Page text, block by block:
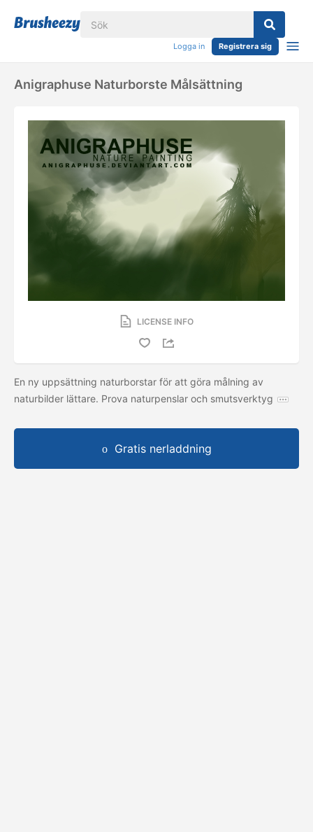
Logga in Registrera sig
Anigraphuse Naturborste Målsättning
LICENSE INFO
En ny uppsättning naturborstar för att göra målning av
naturbilder lättare. Prova naturpenslar och smutsverktyg
Gratis nerladdning